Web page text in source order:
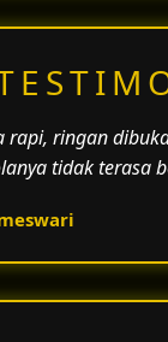
rapi, ringan
tidak terasa